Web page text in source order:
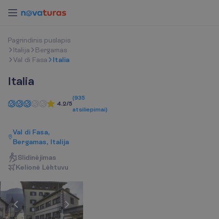
Pagrindinis puslapis
Italija
Bergamas
Val di Fasa
Italia
Italia
4.2/5
(935
atsiliepimai)
Val di Fasa,
Bergamas, Italija
Slidinėjimas
Kelionė L ėktuvu